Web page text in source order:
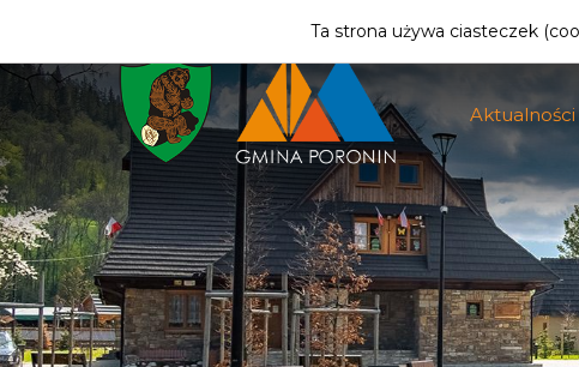
| MIESZKANIEC
Aktualności
Ta strona używa ciasteczek